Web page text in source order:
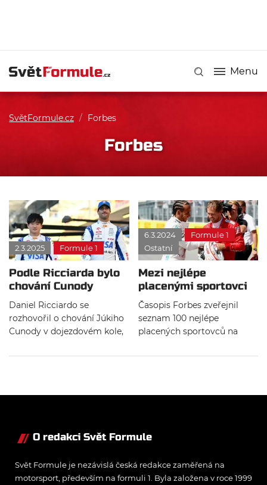
Menu
SvětFormule.cz / Forbes
Forbes
2.3.2025 Formule 1
Podle Ricciarda bylo
chování Cunody
projevem nevyzrálosti
Daniel Ricciardo se
rozhovořil o chování Júkiho
Cunody v dojezdovém kole,
probrzdil a poté téměř
tato situace byla projevem
6.3.2024
Formule 1
Ostatní
Mezi nejlépe
placenými sportovci
nechybí jezdci F1
Časopis Forbes zveřejnil
seznam 100 nejlépe
placených sportovců na
zástupce, oba jsou piloti
O redakci Svět Formule
Svět Formule je nezávislá česká redakce zaměřená na
motorsport, především na formuli 1. Byla založena v roce 1999